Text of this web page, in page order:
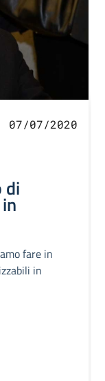
07/07/2020
di
fare in
in